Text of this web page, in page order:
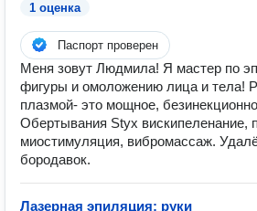
1 оценка
Паспорт проверен
Меня зовут Людмила! Я мастер по
фигуры и омоложению лица и тела!
плазмой- это мощное,
Обертывания Styx вискипеленание,
миостимуляция, вибромассаж.
бородавок.
Лазерная эпиляция: руки